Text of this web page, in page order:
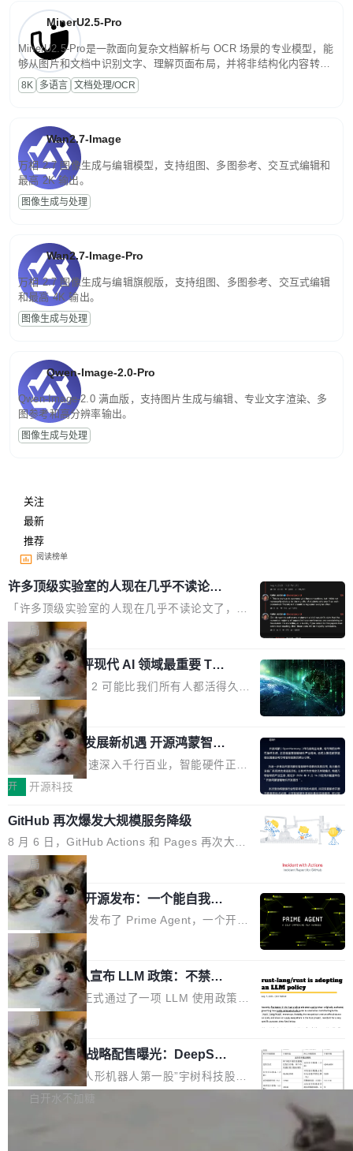
MinerU2.5-Pro
MinerU2.5-Pro是一款面向复杂文档解析与 OCR 场景的专业模型，能
够从图片和文档中识别文字、理解页面布局，并将非结构化内容转换
为便于存储、检索和二次处理的结构化结果。
8K 多语言 文档处理/OCR
Wan2.7-Image
万相 2.7 图像生成与编辑模型，支持组图、多图参考、交互式编辑和
最高 2K 输出。
图像生成与处理
Wan2.7-Image-Pro
万相 2.7 图像生成与编辑旗舰版，支持组图、多图参考、交互式编辑
和最高 4K 输出。
图像生成与处理
Qwen-Image-2.0-Pro
Qwen-Image-2.0 满血版，支持图片生成与编辑、专业文字渲染、多
图参考和高分辨率输出。
图像生成与处理
关注
最新
推荐
阅读榜单
许多顶级实验室的人现在几乎不读论文
了
「许多顶级实验室的人现在几乎不读论文了，而
且他们认为 ICLR/ICML/NeurIPS 充斥着大量过
度宣传和欺诈。」 OpenAI 研究员 Keller Jorda
n 这条推文引发了广泛讨论。他不是在说风凉
话，他是说出了一个圈内人尽皆知但很少公开捅
破的事实。 Jordan 随后补充了一句软化声明：
「我不认为这些会议上大部分论文都在过度宣传
或造假。问题是，作为读者，如果你筛选出那些
看起来最令人兴奋的论文，那它们大部分都是过
度宣传的。」 这才是真正的痛点。不是所有论文
都有问题，是最吸引眼球的那批论文最有问题。
他引用的帖子来自 Mathew Shen，一位 ICLR 2
026 的读者：「看了篇 ...
局
xAI 前工程师评现代 AI 领域最重要 Top
3 开源项目
Flash Attention 2 可能比我们所有人都活得久。
这句话不是来自某个技术博客，而是出自 Hieu
Pham 的一条推文。Hieu Pham 是谁？他是 xAI
的早期工程师之一，在 Grok 训练基础设施团队
工作过。近日他在 X 上发了一条帖子，列出了他
认为现代 AI 领域最重要的三个开源项目。 第一
个名字毫无悬念：Flash Attention 2。 Hieu 的
理由很具体。FA 系列不需要解释，但 FA2 是他
认为最重要的一个——复杂度恰到好处，刚好能
驱动你去学 CuTe，但还没被那些"邪恶的" Hopp
er++ 优化所淹没，足够容易修改和适配。 更关
键的是 FA2 的持久性...
局
共商智能硬件发展新机遇 开源鸿蒙智能
硬件开发者日杭州站即将举行
随着万物智联加速深入千行百业，智能硬件正从
单点设备迈向智能化、网联化、协同化发展。作
鸿蒙通过统一技术底座和分布式能力，为不同类
型智能设备的开发、连接与互联提供关键支撑，
也为产业链企业探索产品创新与商业增长打开新
的空间。 8月14日，开源鸿蒙智能硬件开发者日
（OHDD：OpenHarmony Hardware Develope
r Day）将在杭州启航。活动面向智能硬件产业
链企业和开发者，邀请行业专家与资深技术顾
问，围绕开源鸿蒙技术能力、设备适配、芯片适
配、功耗与稳定性调优、兼容性测评及统一互联
等内容展开系统讲解和实战交流，帮助企业进一
步了解开源鸿蒙在智能...
开 开源科技
GitHub 再次爆发大规模服务降级
8 月 6 日，GitHub Actions 和 Pages 再次大规
模服务降级，Actions 完全不可用超过 5 小时，
webhook 停发，连自托管 runner 也因调度层故
障无法工作。Pages、Copilot code review、C
opilot coding agent 全部受影响。从检测到完全
恢复，大约 12 小时。 这是 2026 年 8 月的第六
起事故，其中四起与 AI/Copilot 服务相关。 Git
Hub 员工 kdaigle 在 HN 讨论中贴出了一组数
据：2025 年全年 10 亿次 commit。现在，每周
2.75 亿次，全年预计 140 亿次。GitHub...
局
Prime Agent 开源发布：一个能自我改
进的编程 Agent，ARC-AGI 3 超越人类
专家基线
Prime Intellect 发布了 Prime Agent，一个开源
的编程 Agent Harness，核心设计围绕两个抽
象：Recursive Language Model（RLM）和 C
ontinual Harness。在 ARC-AGI 3 基准测试
上，Prime Agent + Opus 5 的组合达到了 95.
5% RHAE Best@1，超过了 ARC 报告的人类专
家基线 95.4%。 不是又一个 coding agent 包装
器 Prime Agent 的架构和市面上大多数 coding
agent 有本质区别。大多数 agent harness 的设
计是基于早期模型的能力—...
局
Rust 项目团队宣布 LLM 政策：不禁
止，但你要承认哪些代码不是你写的
Rust 语言项目正式通过了一项 LLM 使用政策，
覆盖 rust-lang/rust 单一仓库的代码贡献。这不
是项目级别的官方立场，目前由五个团队采纳，
但它可能是主流开源项目中关于 AI 辅助贡献最
细致的一份规则。 政策的核心只有一句话：LLM
可以用来分析、提炼、审阅、建议，但不能用来
局
宇树科技 IPO 战略配售曝光：DeepSe
ek 获配 93.3 万股，锁定 36 个月
8月6日晚间，“人形机器人第一股”宇树科技股份
有限公司披露IPO发行价格及战略配售结果，杭
白开水不加糖